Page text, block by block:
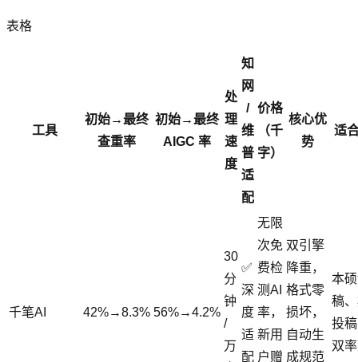
表格
工具
初始→最终
查重率
初始→最终
AIGC 率
处
理
速
度
知
网
/
维
普
适
配
价格
（千
字）
核心优
势
适
千笔AI 42%→8.3% 56%→4.2%
30
分
钟
/
万
✅
深
度
适
配
无限
次免
费检
测AI
率，
新用
户赠
双引擎
降重，
格式零
损坏，
自动生
成规范
本
稿
投
双